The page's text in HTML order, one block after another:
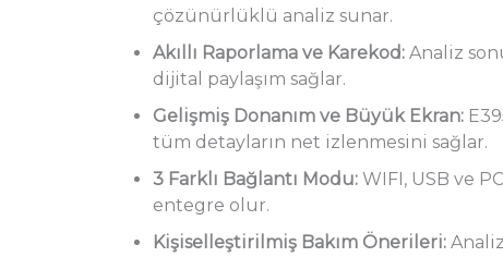
çözünürlüklü analiz sunar.
Akıllı Raporlama ve Karekod: Analiz
dijital paylaşım sağlar.
Gelişmiş Donanım ve Büyük Ekran:
tüm detayların net izlenmesini sağlar.
3 Farklı Bağlantı Modu: WIFI, USB ve
entegre olur.
Kişiselleştirilmiş Bakım Önerileri: